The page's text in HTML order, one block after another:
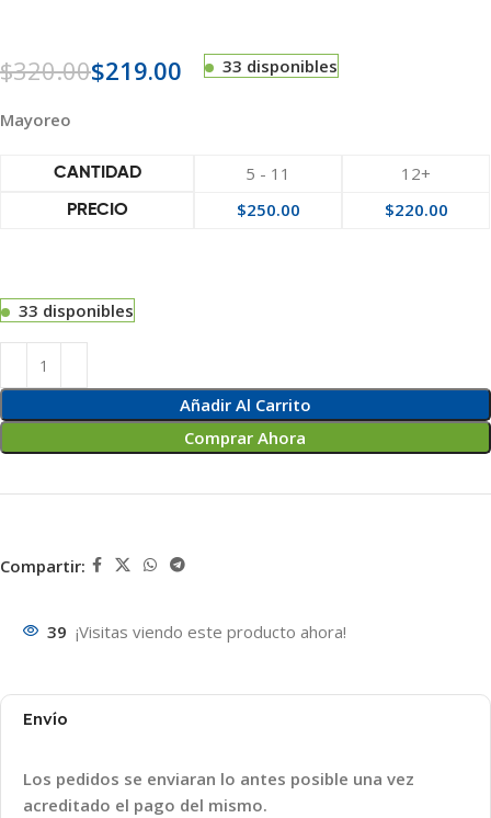
$320.00$219.00 33 disponibles
Mayoreo
CANTIDAD 5 - 11 12+
PRECIO $250.00 $220.00
33 disponibles
Añadir Al Carrito
Comprar Ahora
Compartir:
39 ¡Visitas viendo este producto ahora!
Envío
Los pedidos se enviaran lo antes posible una vez
acreditado el pago del mismo.